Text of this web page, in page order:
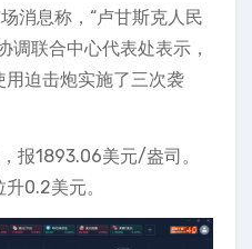
消息称，“卢甘斯克人民
调联合中心代表处表示，
迫击炮实施了三次袭
报1893.06美元/盎司。
0.2美元。